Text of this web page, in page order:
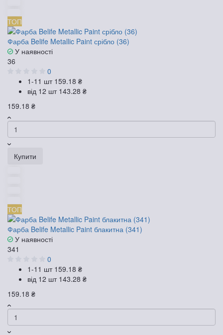
ТОП
Фарба Belife Metallic Paint срібло (36)
У наявності
36
0
1-11 шт 159.18 ₴
від 12 шт 143.28 ₴
159.18 ₴
Купити
ТОП
Фарба Belife Metallic Paint блакитна (341)
У наявності
341
0
1-11 шт 159.18 ₴
від 12 шт 143.28 ₴
159.18 ₴